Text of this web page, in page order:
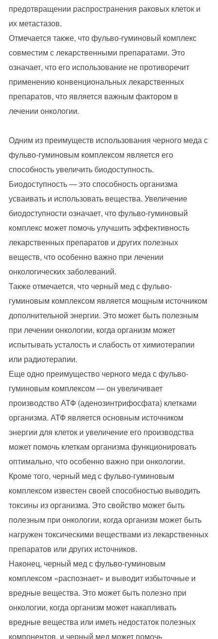
предотвращении распространения раковых клеток и
их метастазов.
Отмечается также, что фульво-гуминовый комплекс
совместим с лекарственными препаратами. Это
означает, что его использование не противоречит
применению конвенциональных лекарственных
препаратов, что является важным фактором в
лечении онкологии.
Одним из преимуществ использования черного меда с
фульво-гуминовым комплексом является его
способность увеличить биодоступность.
Биодоступность — это способность организма
усваивать и использовать вещества. Увеличение
биодоступности означает, что фульво-гуминовый
комплекс может помочь улучшить эффективность
лекарственных препаратов и других полезных
веществ, что особенно важно при лечении
онкологических заболеваний.
Также отмечается, что черный мед с фульво-
гуминовым комплексом является мощным источником
дополнительной энергии. Это может быть полезным
при лечении онкологии, когда организм может
испытывать усталость и слабость от химиотерапии
или радиотерапии.
Еще одно преимущество черного меда с фульво-
гуминовым комплексом — он увеличивает
производство АТФ (аденозинтрифосфата) клетками
организма. АТФ является основным источником
энергии для клеток и увеличение его производства
может помочь клеткам организма функционировать
оптимально, что особенно важно при онкологии.
Кроме того, черный мед с фульво-гуминовым
комплексом известен своей способностью выводить
токсины из организма. Это свойство может быть
полезным при онкологии, когда организм может быть
нагружен токсическими веществами из лекарственных
препаратов или других источников.
Наконец, черный мед с фульво-гуминовым
комплексом «распознает» и выводит избыточные и
вредные вещества. Это может быть полезно при
онкологии, когда организм может накапливать
вредные вещества или иметь недостаток полезных
компонентов, и черный мед может помочь